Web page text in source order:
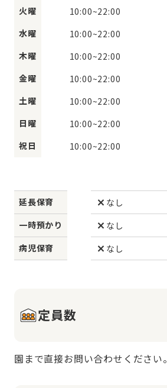
火曜
10:00~22:00
水曜
10:00~22:00
木曜
10:00~22:00
金曜
10:00~22:00
土曜
10:00~22:00
日曜
10:00~22:00
祝日
10:00~22:00
延長保育
なし
一時預かり
なし
病児保育
なし
定員数
園まで直接お問い合わせください。